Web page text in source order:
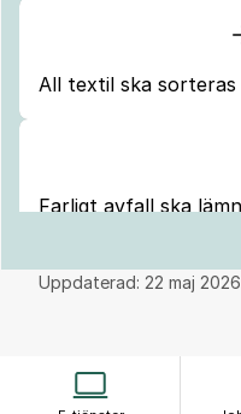
All textil ska sorteras
Farligt avfall ska
Uppdaterad: 22 maj 2026